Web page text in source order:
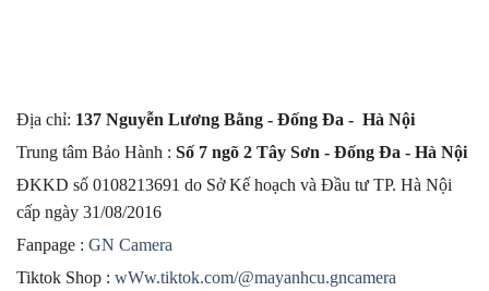
Địa chỉ: 137 Nguyễn Lương Bằng - Đống Đa - Hà Nội
Trung tâm Bảo Hành : Số 7 ngõ 2 Tây Sơn - Đống Đa - Hà Nội
ĐKKD số 0108213691 do Sở Kế hoạch và Đầu tư TP. Hà Nội
cấp ngày 31/08/2016
Fanpage : GN Camera
Tiktok Shop : wWw.tiktok.com/@mayanhcu.gncamera